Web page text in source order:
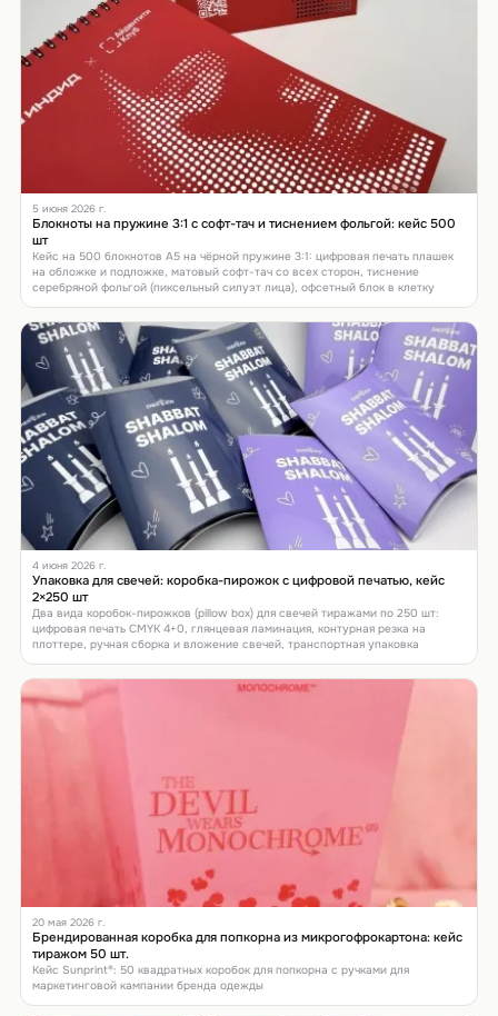
5 июня 2026 г.
Блокноты на пружине 3:1 с софт-тач и тиснением фольгой: кейс 500
шт
Кейс на 500 блокнотов А5 на чёрной пружине 3:1: цифровая печать плашек
на обложке и подложке, матовый софт-тач со всех сторон, тиснение
серебряной фольгой (пиксельный силуэт лица), офсетный блок в клетку
4 июня 2026 г.
Упаковка для свечей: коробка-пирожок с цифровой печатью, кейс
2×250 шт
Два вида коробок-пирожков (pillow box) для свечей тиражами по 250 шт:
цифровая печать CMYK 4+0, глянцевая ламинация, контурная резка на
плоттере, ручная сборка и вложение свечей, транспортная упаковка
20 мая 2026 г.
Брендированная коробка для попкорна из микрогофрокартона: кейс
тиражом 50 шт.
Кейс Sunprint®: 50 квадратных коробок для попкорна с ручками для
маркетинговой кампании бренда одежды